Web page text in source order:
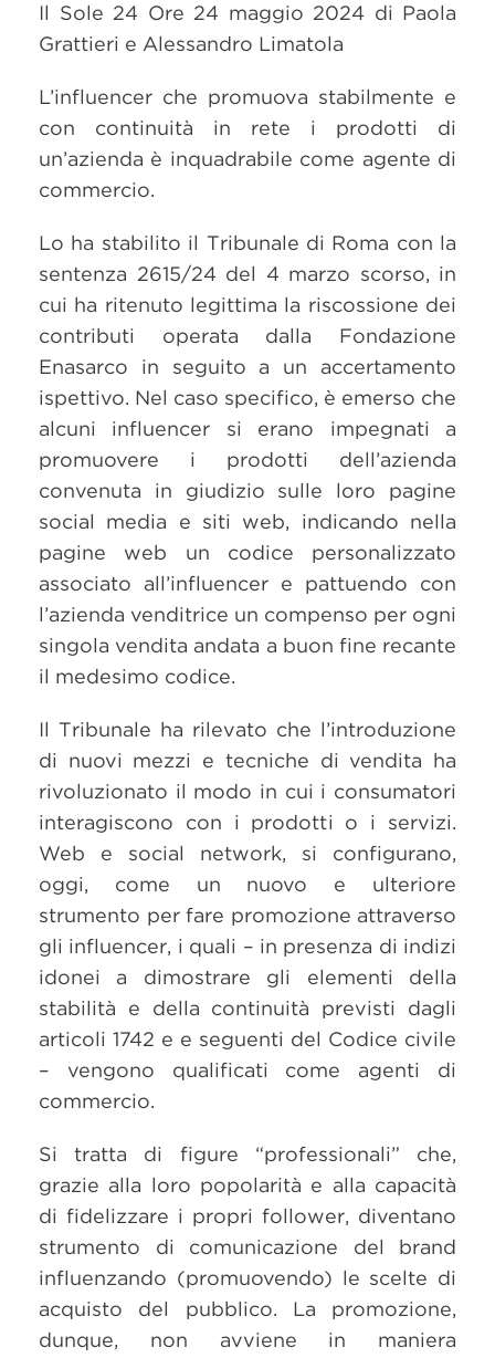
Il Sole 24 Ore 24 maggio 2024 di Paola
Grattieri e Alessandro Limatola
L’influencer che promuova stabilmente e
con continuità in rete i prodotti di
un’azienda è inquadrabile come agente di
commercio.
Lo ha stabilito il Tribunale di Roma con la
sentenza 2615/24 del 4 marzo scorso, in
cui ha ritenuto legittima la riscossione dei
contributi operata dalla Fondazione
Enasarco in seguito a un accertamento
ispettivo. Nel caso specifico, è emerso che
alcuni influencer si erano impegnati a
promuovere i prodotti dell’azienda
convenuta in giudizio sulle loro pagine
social media e siti web, indicando nella
pagine web un codice personalizzato
associato all’influencer e pattuendo con
l’azienda venditrice un compenso per ogni
singola vendita andata a buon fine recante
il medesimo codice.
Il Tribunale ha rilevato che l’introduzione
di nuovi mezzi e tecniche di vendita ha
rivoluzionato il modo in cui i consumatori
interagiscono con i prodotti o i servizi.
Web e social network, si configurano,
oggi, come un nuovo e ulteriore
strumento per fare promozione attraverso
gli influencer, i quali – in presenza di indizi
idonei a dimostrare gli elementi della
stabilità e della continuità previsti dagli
articoli 1742 e e seguenti del Codice civile
– vengono qualificati come agenti di
commercio.
Si tratta di figure “professionali” che,
grazie alla loro popolarità e alla capacità
di fidelizzare i propri follower, diventano
strumento di comunicazione del brand
influenzando (promuovendo) le scelte di
acquisto del pubblico. La promozione,
dunque, non avviene in maniera